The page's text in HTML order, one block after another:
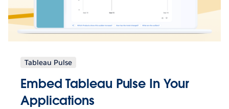
Tableau Pulse
Embed Tableau Pulse In Your
Applications